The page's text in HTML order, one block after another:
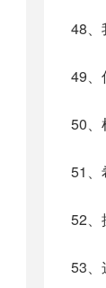
48、
49、
50、
51、
52、
53、